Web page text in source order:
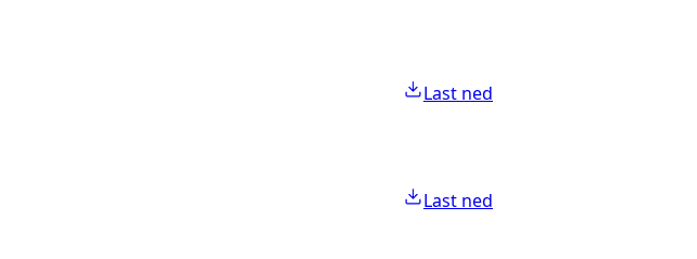
Last ned
Last ned